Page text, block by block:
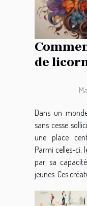
de
chez
Dans un
sans cesse
une place
Parmi celles-ci,
par sa
jeunes. Ces